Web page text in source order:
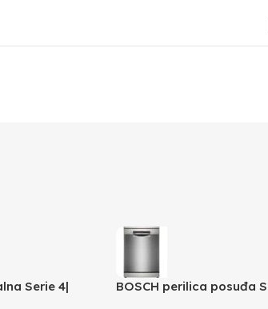
Serie 4|
BOSCH perilica posuđa